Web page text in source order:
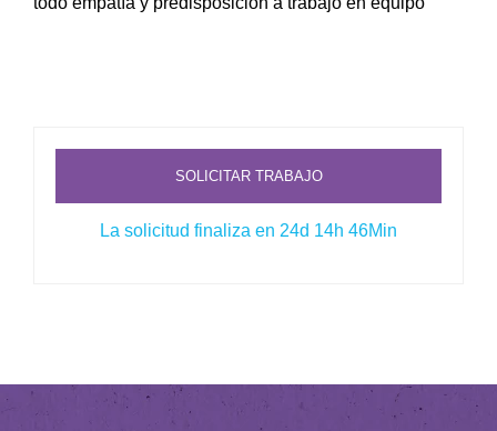
SOLICITAR TRABAJO
La solicitud finaliza en 24d 14h 46Min